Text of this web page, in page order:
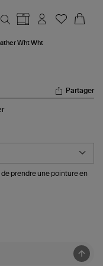
Wht Wht
Partager
prendre une pointure en